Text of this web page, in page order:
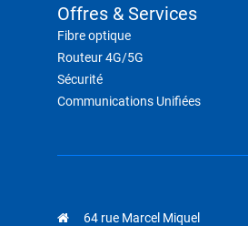
Offres & Services
Fibre optique
Routeur 4G/5G
Sécurité
Communications Unifiées
64 rue Marcel Miquel